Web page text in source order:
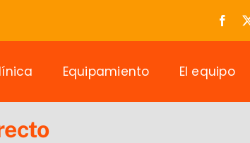
Equipamiento El equipo